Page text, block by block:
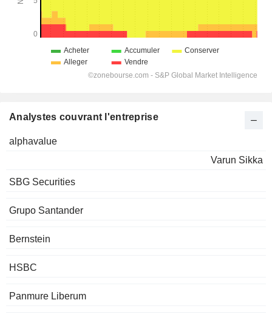
Analystes couvrant l'entreprise
alphavalue
Varun Sikka
SBG Securities
Grupo Santander
Bernstein
HSBC
Panmure Liberum